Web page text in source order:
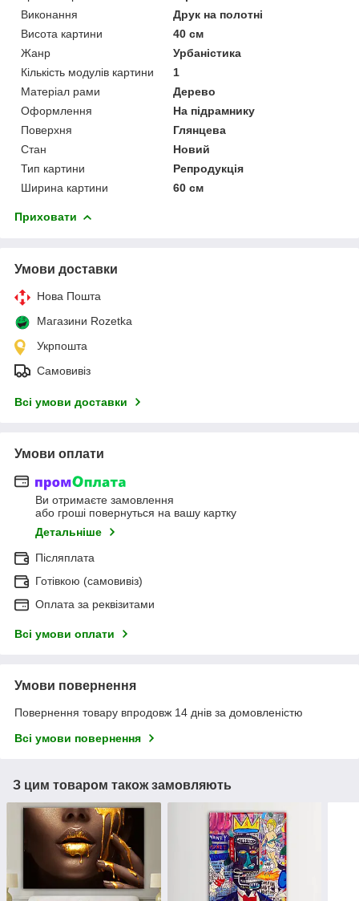
Виконання
Друк на полотні
Висота картини
40 см
Жанр
Урбаністика
Кількість модулів картини
1
Матеріал рами
Дерево
Оформлення
На підрамнику
Поверхня
Глянцева
Стан
Новий
Тип картини
Репродукція
Ширина картини
60 см
Приховати
Умови доставки
Нова Пошта
Магазини Rozetka
Укрпошта
Самовивіз
Всі умови доставки
Умови оплати
Ви отримаєте замовлення
або гроші повернуться на вашу картку
Детальніше
Післяплата
Готівкою (самовивіз)
Оплата за реквізитами
Всі умови оплати
Умови повернення
Повернення товару впродовж 14 днів за домовленістю
Всі умови повернення
З цим товаром також замовляють